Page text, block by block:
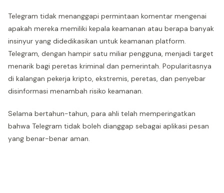
Telegram tidak menanggapi permintaan komentar mengenai
apakah mereka memiliki kepala keamanan atau berapa banyak
insinyur yang didedikasikan untuk keamanan platform.
Telegram, dengan hampir satu miliar pengguna, menjadi target
menarik bagi peretas kriminal dan pemerintah. Popularitasnya
di kalangan pekerja kripto, ekstremis, peretas, dan penyebar
disinformasi menambah risiko keamanan.
Selama bertahun-tahun, para ahli telah memperingatkan
bahwa Telegram tidak boleh dianggap sebagai aplikasi pesan
yang benar-benar aman.